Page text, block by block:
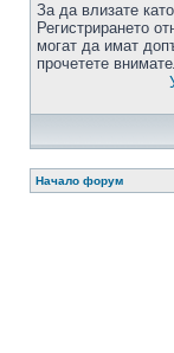
За да влизате
Регистрирането
могат да имат
прочетете
Начало форум